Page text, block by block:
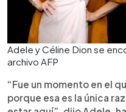
Adele y Céline Dion se
archivo AFP
“Fue un momento en el
porque esa es la única